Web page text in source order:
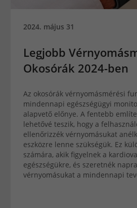
2024. május 31
Legjobb
Okosórák 2024-ben
Az okosórák vérnyomásmérési
mindennapi egészségügyi
alapvető előnye. A fentebb
lehetővé teszik, hogy a
ellenőrizzék vérnyomásukat
eszközre lenne szükségük. Ez
számára, akik figyelnek a
egészségükre, és szeretnék
vérnyomásukat a mindennapi